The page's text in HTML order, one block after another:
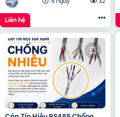
Liên hệ